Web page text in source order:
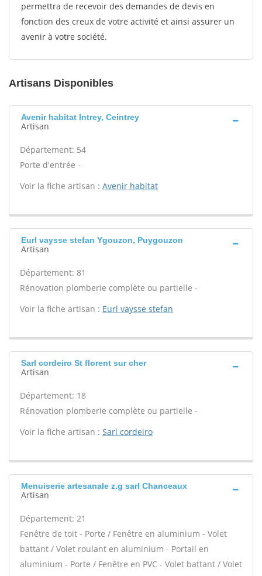
permettra de recevoir des demandes de devis en
fonction des creux de votre activité et ainsi assurer un
avenir à votre société.
Artisans Disponibles
Avenir habitat Intrey, Ceintrey
Artisan
Département: 54
Porte d'entrée -
Voir la fiche artisan : Avenir habitat
Eurl vaysse stefan Ygouzon, Puygouzon
Artisan
Département: 81
Rénovation plomberie complète ou partielle -
Voir la fiche artisan : Eurl vaysse stefan
Sarl cordeiro St florent sur cher
Artisan
Département: 18
Rénovation plomberie complète ou partielle -
Voir la fiche artisan : Sarl cordeiro
Menuiserie artesanale z.g sarl Chanceaux
Artisan
Département: 21
Fenêtre de toit - Porte / Fenêtre en aluminium - Volet
battant / Volet roulant en aluminium - Portail en
aluminium - Porte / Fenêtre en PVC - Volet battant / Volet